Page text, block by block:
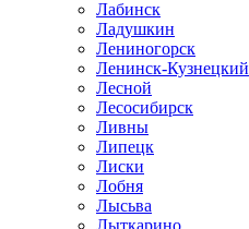
Лабинск
Ладушкин
Лениногорск
Ленинск-Кузнецкий
Лесной
Лесосибирск
Ливны
Липецк
Лиски
Лобня
Лысьва
Лыткарино